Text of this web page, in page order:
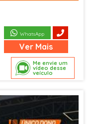
Me envie um
vídeo desse
veículo
WhatsApp
Ver Mais